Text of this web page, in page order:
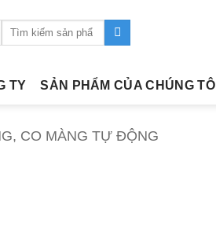
Tìm
TY SẢN PHẨM CỦA CHÚNG TÔI
CO MÀNG TỰ ĐỘNG